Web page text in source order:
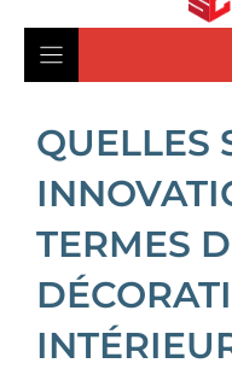
QUELLES
TERMES